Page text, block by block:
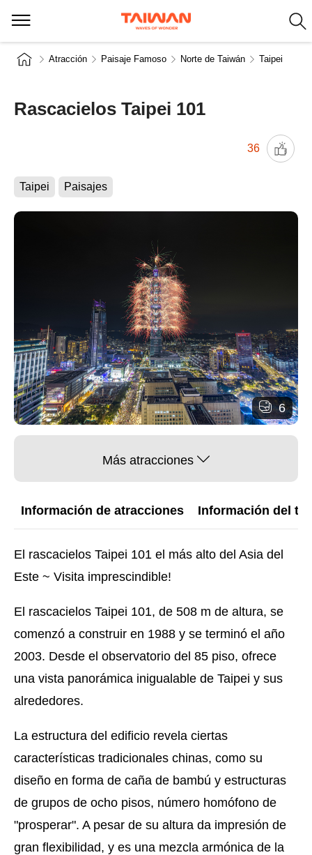
Atracción Paisaje Famoso Norte de Taiwán Taipei
Rascacielos Taipei 101
36
Taipei Paisajes
6
Más atracciones
Información de atracciones Información del
El rascacielos Taipei 101 el más alto del Asia del
Este ~ Visita imprescindible!
El rascacielos Taipei 101, de 508 m de altura, se
comenzó a construir en 1988 y se terminó el año
2003. Desde el observatorio del 85 piso, ofrece
una vista panorámica inigualable de Taipei y sus
alrededores.
La estructura del edificio revela ciertas
características tradicionales chinas, como su
diseño en forma de caña de bambú y estructuras
de grupos de ocho pisos, número homófono de
"prosperar". A pesar de su altura da impresión de
gran flexibilidad, y es una mezcla armónica de la